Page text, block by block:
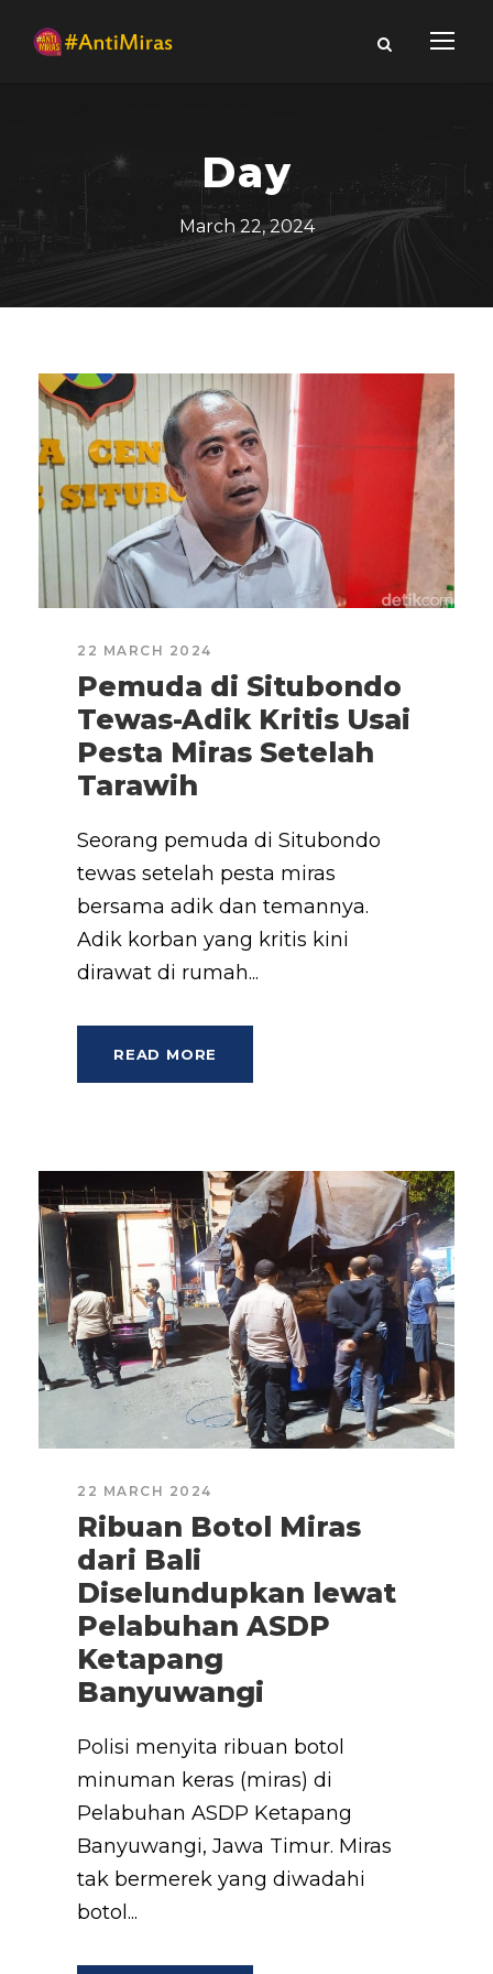
Day
March 22, 2024
22 MARCH 2024
Pemuda di Situbondo
Tewas-Adik Kritis Usai
Pesta Miras Setelah
Tarawih
Seorang pemuda di Situbondo
tewas setelah pesta miras
bersama adik dan temannya.
Adik korban yang kritis kini
dirawat di rumah...
READ MORE
22 MARCH 2024
Ribuan Botol Miras
dari Bali
Diselundupkan lewat
Pelabuhan ASDP
Ketapang
Banyuwangi
Polisi menyita ribuan botol
minuman keras (miras) di
Pelabuhan ASDP Ketapang
Banyuwangi, Jawa Timur. Miras
tak bermerek yang diwadahi
botol...